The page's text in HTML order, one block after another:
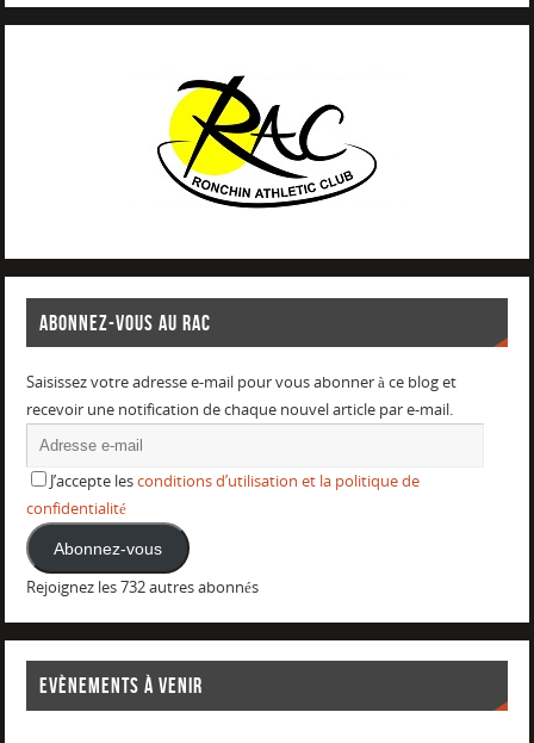
ABONNEZ-VOUS AU RAC
Saisissez votre adresse e-mail pour vous abonner à ce blog et
recevoir une notification de chaque nouvel article par e-mail.
J’accepte lesconditions d’utilisation et la politique de
confidentialité
Abonnez-vous
Rejoignez les 732 autres abonnés
EVÈNEMENTS À VENIR